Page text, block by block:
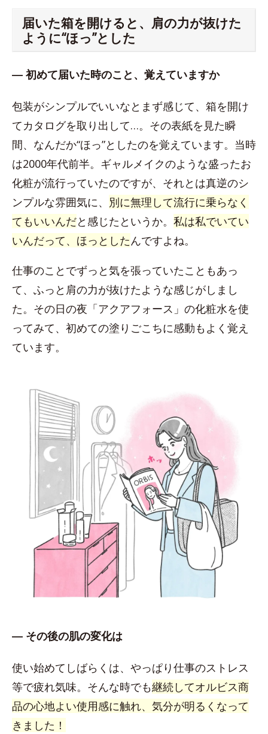
届いた箱を開けると、肩の力が抜けた
ように“ほっ”とした
― 初めて届いた時のこと、覚えていますか
包装がシンプルでいいなとまず感じて、箱を開け
てカタログを取り出して…。その表紙を見た瞬
間、なんだか“ほっ”としたのを覚えています。当時
は2000年代前半。ギャルメイクのような盛ったお
化粧が流行っていたのですが、それとは真逆のシ
ンプルな雰囲気に、 別に無理して流行に乗らなく
てもいいんだと感じたというか。 私は私でいてい
いんだって、ほっとしたんですよね。
仕事のことでずっと気を張っていたこともあっ
て、ふっと肩の力が抜けたような感じがしまし
た。その日の夜「アクアフォース」の化粧水を使
ってみて、初めての塗りごこちに感動もよく覚え
ています。
― その後の肌の変化は
使い始めてしばらくは、やっぱり仕事のストレス
等で疲れ気味。そんな時でも継続してオルビス商
品の心地よい使用感に触れ、気分が明るくなって
きました！